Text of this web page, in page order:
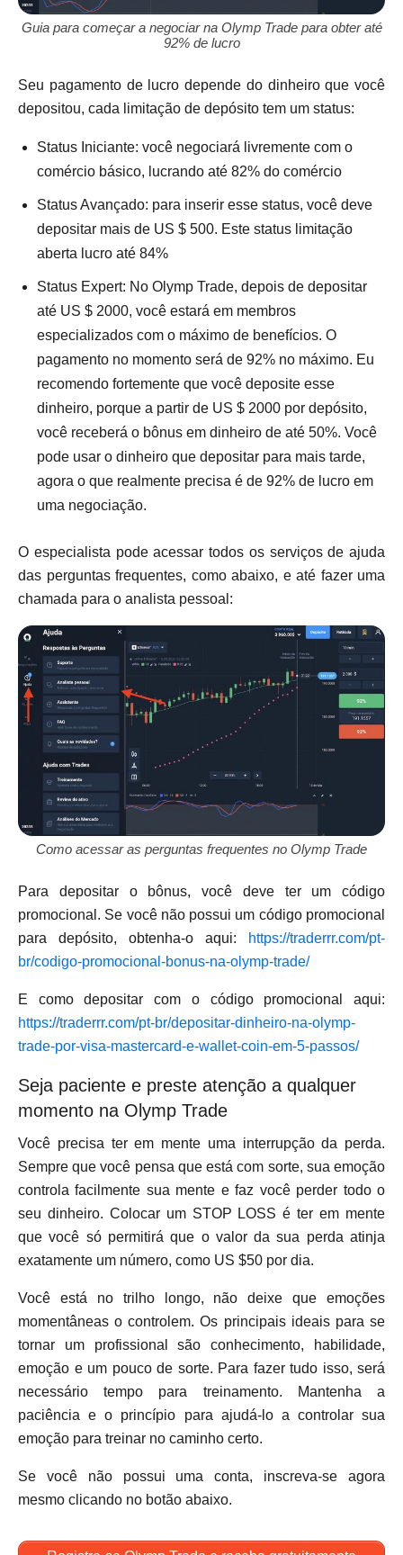
Guia para começar a negociar na Olymp Trade para obter até
92% de lucro
Seu pagamento de lucro depende do dinheiro que você
depositou, cada limitação de depósito tem um status:
Status Iniciante: você negociará livremente com o
comércio básico, lucrando até 82% do comércio
Status Avançado: para inserir esse status, você deve
depositar mais de US $ 500. Este status limitação
aberta lucro até 84%
Status Expert: No Olymp Trade, depois de depositar
até US $ 2000, você estará em membros
especializados com o máximo de benefícios. O
pagamento no momento será de 92% no máximo. Eu
recomendo fortemente que você deposite esse
dinheiro, porque a partir de US $ 2000 por depósito,
você receberá o bônus em dinheiro de até 50%. Você
pode usar o dinheiro que depositar para mais tarde,
agora o que realmente precisa é de 92% de lucro em
uma negociação.
O especialista pode acessar todos os serviços de ajuda
das perguntas frequentes, como abaixo, e até fazer uma
chamada para o analista pessoal:
Como acessar as perguntas frequentes no Olymp Trade
Para depositar o bônus, você deve ter um código
promocional. Se você não possui um código promocional
para depósito, obtenha-o aqui:
https://traderrr.com/pt-
br/codigo-promocional-bonus-na-olymp-trade/
E como depositar com o código promocional aqui:
https://traderrr.com/pt-br/depositar-dinheiro-na-olymp-
trade-por-visa-mastercard-e-wallet-coin-em-5-passos/
Seja paciente e preste atenção a qualquer
momento na Olymp Trade
Você precisa ter em mente uma interrupção da perda.
Sempre que você pensa que está com sorte, sua emoção
controla facilmente sua mente e faz você perder todo o
seu dinheiro. Colocar um STOP LOSS é ter em mente
que você só permitirá que o valor da sua perda atinja
exatamente um número, como US $50 por dia.
Você está no trilho longo, não deixe que emoções
momentâneas o controlem. Os principais ideais para se
tornar um profissional são conhecimento, habilidade,
emoção e um pouco de sorte. Para fazer tudo isso, será
necessário tempo para treinamento. Mantenha a
paciência e o princípio para ajudá-lo a controlar sua
emoção para treinar no caminho certo.
Se você não possui uma conta, inscreva-se agora
mesmo clicando no botão abaixo.